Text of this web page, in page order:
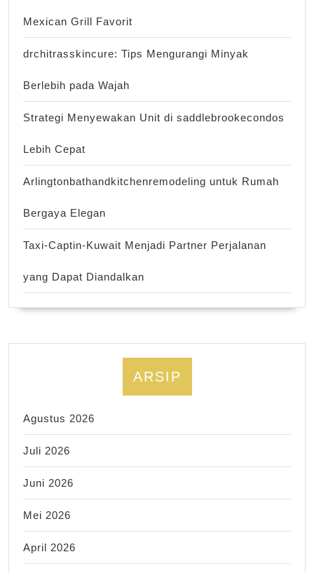
Mexican Grill Favorit
drchitrasskincure: Tips Mengurangi Minyak
Berlebih pada Wajah
Strategi Menyewakan Unit di saddlebrookecondos
Lebih Cepat
Arlingtonbathandkitchenremodeling untuk Rumah
Bergaya Elegan
Taxi-Captin-Kuwait Menjadi Partner Perjalanan
yang Dapat Diandalkan
ARSIP
Agustus 2026
Juli 2026
Juni 2026
Mei 2026
April 2026